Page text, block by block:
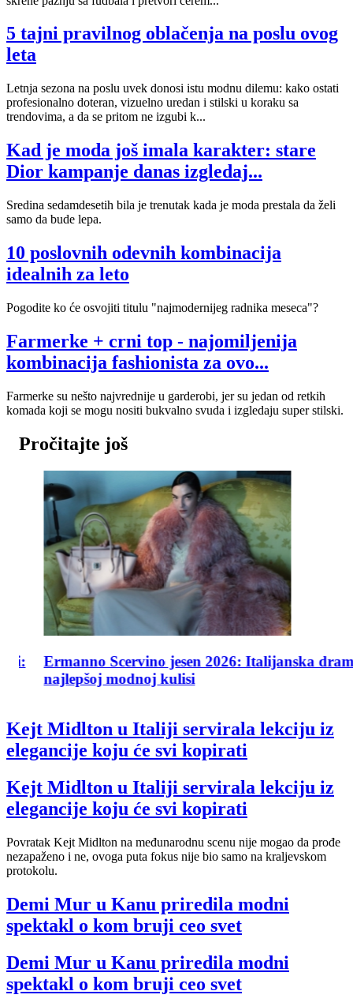
5 tajni pravilnog oblačenja na poslu ovog
leta
Letnja sezona na poslu uvek donosi istu modnu dilemu: kako ostati
profesionalno doteran, vizuelno uredan i stilski u koraku sa
trendovima, a da se pritom ne izgubi k...
Kad je moda još imala karakter: stare
Dior kampanje danas izgledaj...
Sredina sedamdesetih bila je trenutak kada je moda prestala da želi
samo da bude lepa.
10 poslovnih odevnih kombinacija
idealnih za leto
Pogodite ko će osvojiti titulu "najmodernijeg radnika meseca"?
Farmerke + crni top - najomiljenija
kombinacija fashionista za ovo...
Farmerke su nešto najvrednije u garderobi, jer su jedan od retkih
komada koji se mogu nositi bukvalno svuda i izgledaju super stilski.
Pročitajte još
Ermanno Scervino jesen 2026: Italijanska drama u
najlepšoj modnoj kulisi
Kejt Midlton u Italiji servirala lekciju iz
elegancije koju će svi kopirati
Kejt Midlton u Italiji servirala lekciju iz
elegancije koju će svi kopirati
Povratak Kejt Midlton na međunarodnu scenu nije mogao da prođe
nezapaženo i ne, ovoga puta fokus nije bio samo na kraljevskom
protokolu.
Demi Mur u Kanu priredila modni
spektakl o kom bruji ceo svet
Demi Mur u Kanu priredila modni
spektakl o kom bruji ceo svet